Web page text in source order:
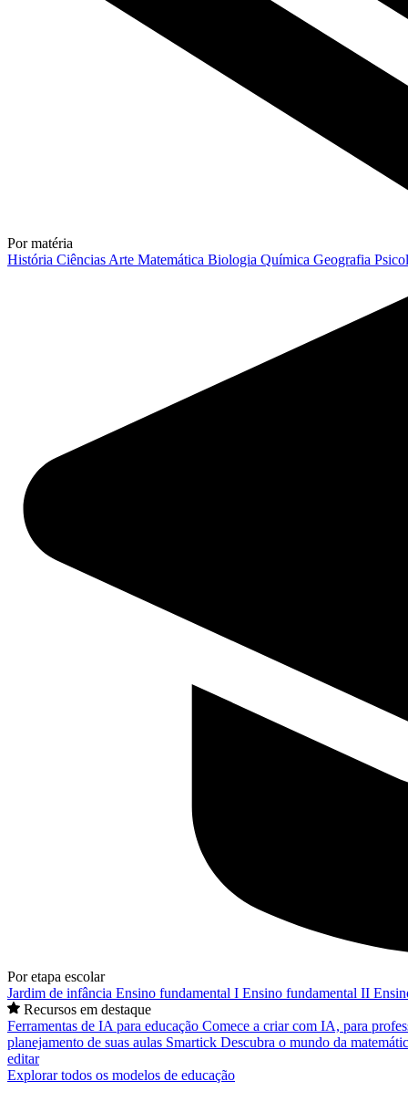
Por matéria
História Ciências Arte Matemática Biologia Química Geografia
Por etapa escolar
Jardim de infância Ensino fundamental I Ensino fundamental II
Recursos em destaque
Ferramentas de IA para educação Comece a criar com IA, para
planejamento de suas aulas Smartick Descubra o mundo da
editar
Explorar todos os modelos de educação